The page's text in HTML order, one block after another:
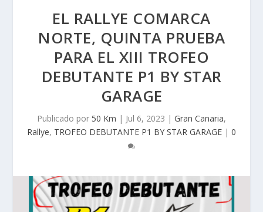
EL RALLYE COMARCA
NORTE, QUINTA PRUEBA
PARA EL XIII TROFEO
DEBUTANTE P1 BY STAR
GARAGE
Publicado por 50 Km | Jul 6, 2023 | Gran Canaria,
Rallye, TROFEO DEBUTANTE P1 BY STAR GARAGE | 0